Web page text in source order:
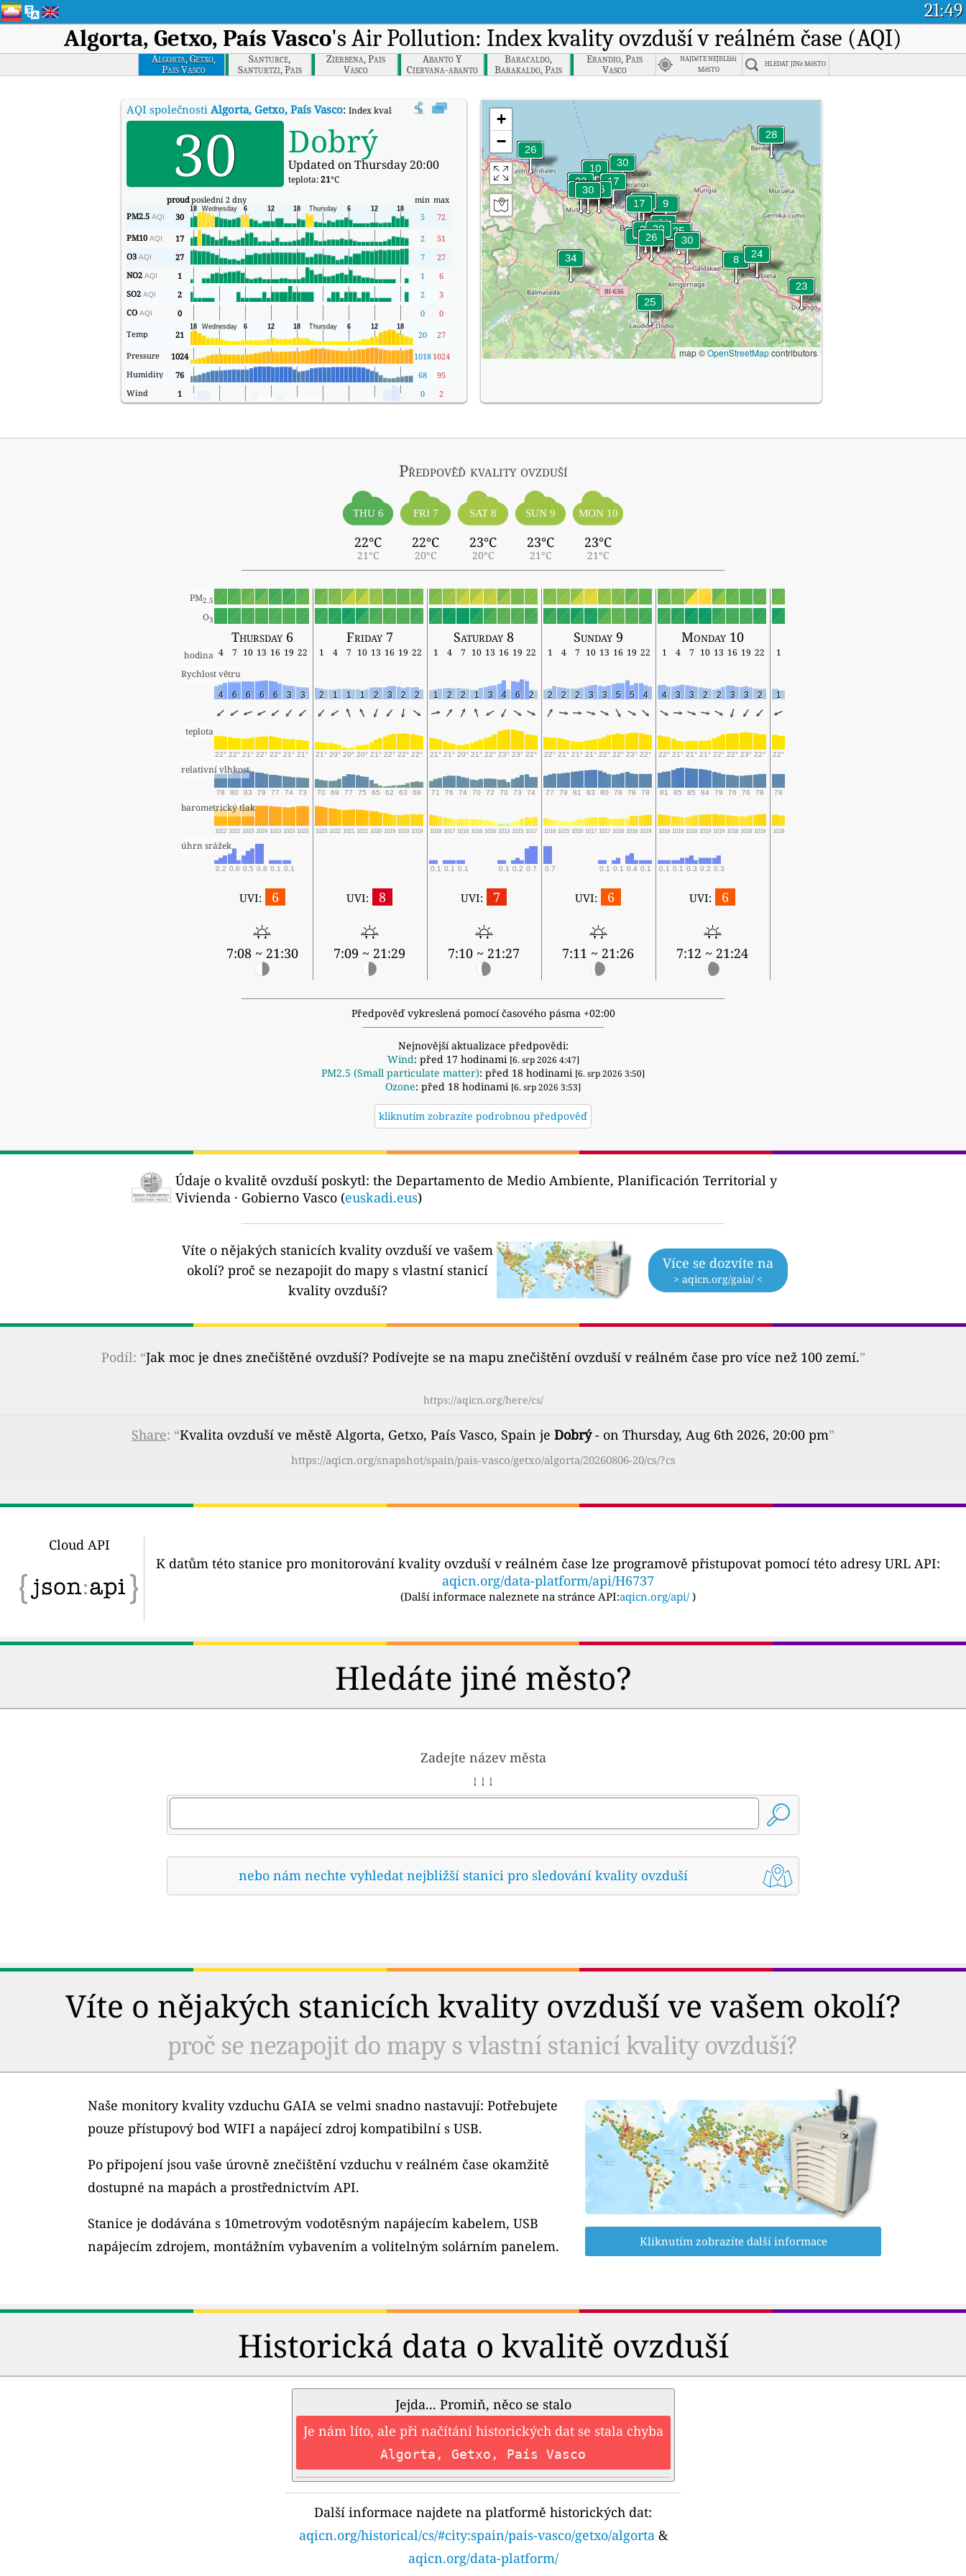
21:49
Algorta, Getxo, País Vasco's Air Pollution: Index kvality ovzduší v reálném čase (AQI)
Algorta, Getxo,
Pais Vasco
Santurce,
Santurtzi, Pais
Vasco
Zierbena, Pais
Vasco
Abanto Y
Ciervana-abanto
Zierbena, Pais
Baracaldo,
Barakaldo, Pais
Vasco
Erandio, Pais
Vasco
NAJDěTE NEJBLIžší
MěSTO
HLEDAT JINé MěSTO
AQI společnosti Algorta, Getxo, País Vasco: Index kvality vzduchu v reálném čase (AQI) společnosti Algorta, Getxo, País Vasco.
30 Dobrý
Updated on Thursday 20:00
teplota:21°C
proudposlední 2 dny min max
PM2.5 AQI 30 5
72
PM10 AQI 17 2
51
O3 AQI 27 7
27
NO2 AQI 1 1
6
SO2 AQI 2 2
3
CO AQI 0 0
0
Temp
21 20
27
Pressure
1024 1018 1024
Humidity
76 68
95
Wind
1 0 2
+
−
map ©OpenStreetMapcontributors
Předpověď kvality ovzduší
THU 6
22°C
21°C
FRI 7
22°C
20°C
SAT 8
23°C
20°C
SUN 9
23°C
21°C
MON 10
23°C
21°C
PM2.5
O3
Thursday 6 Friday 7 Saturday 8 Sunday 9 Monday 10
hodina 4 7 10 13 16 19 22 1 4 7 10 13 16 19 22 1 4 7 10 13 16 19 22 1 4 7 10 13 16 19 22 1 4 7 10 13 16 19 22
1
Rychlost větru
4 6 6 6 6 3 3 2 1 1 1 2 3 2 2 1 2 2 1 3 4 6 2 2 2 2 3 3 5 5 4 4 3 3 2 2 3 3 2 1
teplota
22° 22° 21° 22° 22° 21° 21° 21° 20° 20° 20° 21° 22° 22° 22° 21° 21° 20° 21° 22° 23° 23° 22° 22° 21° 21° 21° 22° 22° 23° 22° 22° 21° 21° 21° 22° 22° 23° 22° 22°
relativní vlhkost
78 80 83 79 77 74 73 70 69 77 75 65 62 63 68 71 76 74 70 72 70 73 74 77 79 81 83 80 78 78 78 81 85 85 84 79 76 76 78 78
barometrický tlak
1022 1022 1023 1024 1023 1023 1023 1023 1022 1021 1021 1020 1019 1019 1019 1018 1017 1016 1016 1016 1013 1015 1017 1016 1015 1016 1017 1017 1016 1018 1019 1019 1018 1018 1019 1019 1018 1018 1019 1018
úhrn srážek
0.2 0.6 0.5 0.8 0.1 0.1 0.1 0.1 0.1 0.1 0.2 0.7 0.7 0.1 0.1 0.4 0.1 0.1 0.1 0.3 0.2 0.3
UVI: 6
7:08 ~ 21:30
UVI: 8
7:09 ~ 21:29
UVI: 7
7:10 ~ 21:27
UVI: 6
7:11 ~ 21:26
UVI: 6
7:12 ~ 21:24
Předpověď vykreslená pomocí časového pásma +02:00
Nejnovější aktualizace předpovědi:
Wind: před 17 hodinami [6. srp 2026 4:47]
PM2.5 (Small particulate matter): před 18 hodinami [6. srp 2026 3:50]
Ozone: před 18 hodinami [6. srp 2026 3:53]
kliknutím zobrazíte podrobnou předpověď
Údaje o kvalitě ovzduší poskytl: the Departamento de Medio Ambiente, Planificación Territorial y
Vivienda · Gobierno Vasco (euskadi.eus)
Víte o nějakých stanicích kvality ovzduší ve vašem
okolí? proč se nezapojit do mapy s vlastní stanicí
kvality ovzduší?
Více se dozvíte na
> aqicn.org/gaia/ <
Podíl: “Jak moc je dnes znečištěné ovzduší? Podívejte se na mapu znečištění ovzduší v reálném čase pro více než 100 zemí.”
https://aqicn.org/here/cs/
Share: “Kvalita ovzduší ve městě Algorta, Getxo, País Vasco, Spain je Dobrý- on Thursday, Aug 6th 2026, 20:00 pm”
https://aqicn.org/snapshot/spain/pais-vasco/getxo/algorta/20260806-20/cs/?cs
Cloud API
K datům této stanice pro monitorování kvality ovzduší v reálném čase lze programově přistupovat pomocí této adresy URL API:
aqicn.org/data-platform/api/H6737
(Další informace naleznete na stránce API:aqicn.org/api/ )
Hledáte jiné město?
Zadejte název města
↓ ↓ ↓
nebo nám nechte vyhledat nejbližší stanici pro sledování kvality ovzduší
Víte o nějakých stanicích kvality ovzduší ve vašem okolí?
proč se nezapojit do mapy s vlastní stanicí kvality ovzduší?
Naše monitory kvality vzduchu GAIA se velmi snadno nastavují: Potřebujete
pouze přístupový bod WIFI a napájecí zdroj kompatibilní s USB.
Po připojení jsou vaše úrovně znečištění vzduchu v reálném čase okamžitě
dostupné na mapách a prostřednictvím API.
Stanice je dodávána s 10metrovým vodotěsným napájecím kabelem, USB
napájecím zdrojem, montážním vybavením a volitelným solárním panelem.
Kliknutím zobrazíte další informace
Historická data o kvalitě ovzduší
Jejda... Promiň, něco se stalo
Je nám líto, ale při načítání historických dat se stala chyba
Algorta, Getxo, País Vasco
Další informace najdete na platformě historických dat:
aqicn.org/historical/cs/#city:spain/pais-vasco/getxo/algorta&
aqicn.org/data-platform/